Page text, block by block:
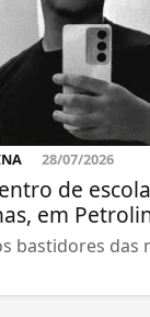
28/07/2026
de
em
bastidores das